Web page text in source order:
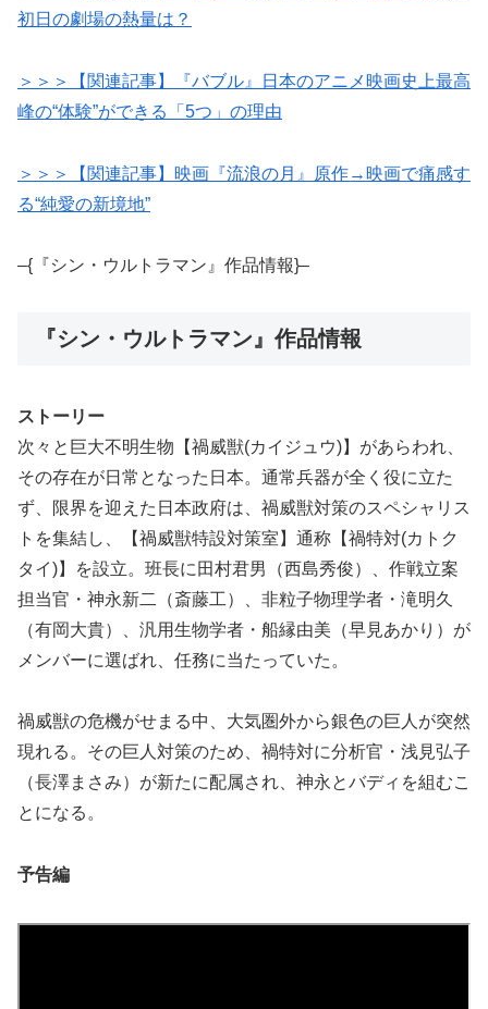
初日の劇場の熱量は？
＞＞＞【関連記事】『バブル』日本のアニメ映画史上最高
峰の“体験”ができる「5つ」の理由
＞＞＞【関連記事】映画『流浪の月』原作→映画で痛感す
る“純愛の新境地”
–{『シン・ウルトラマン』作品情報}–
『シン・ウルトラマン』作品情報
ストーリー
次々と巨大不明生物【禍威獣(カイジュウ)】があらわれ、
その存在が日常となった日本。通常兵器が全く役に立た
ず、限界を迎えた日本政府は、禍威獣対策のスペシャリス
トを集結し、【禍威獣特設対策室】通称【禍特対(カトク
タイ)】を設立。班長に田村君男（西島秀俊）、作戦立案
担当官・神永新二（斎藤工）、非粒子物理学者・滝明久
（有岡大貴）、汎用生物学者・船縁由美（早見あかり）が
メンバーに選ばれ、任務に当たっていた。
禍威獣の危機がせまる中、大気圏外から銀色の巨人が突然
現れる。その巨人対策のため、禍特対に分析官・浅見弘子
（長澤まさみ）が新たに配属され、神永とバディを組むこ
とになる。
予告編